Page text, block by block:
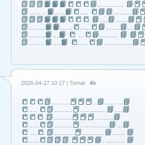
📗📗📗📙📙📙📒📒📒📘……..…..
📗...... . 📙…..📙📒….
📗📗📗📙📙📙📒📒📒
📗……..📙…📙 📒 …📒📘……... 📘
📗……. 📙….📙
2026-04-27 10:17 | Temat: 4b
📒📒📒📗………📕📕📕..📘…… ..📘
📒…. 📒📗………📕………….📘….📘
📒📒📒 📗………📕📕📕………📘
📒…..📒📗………📕…………..📘…📘
📒 …📒 📗……….📕………..📘…… 📘
📒…..📒📗📗📗.📕📕📕📘. ……… 📘